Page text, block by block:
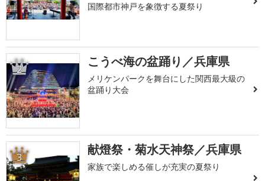
国際都市神戸を象徴する夏祭り
2 こうべ海の盆踊り／兵庫県
メリケンパークを舞台にした関西最大級の
盆踊り大会
3 献燈祭・菊水天神祭／兵庫県
家族で楽しめる催しが充実の夏祭り